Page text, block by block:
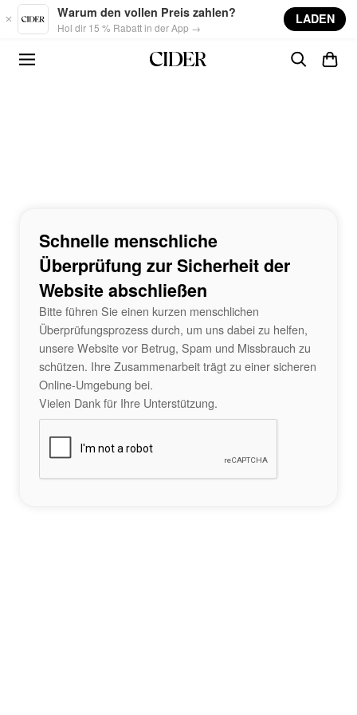
Skip to main content
Warum den vollen Preis zahlen?
Hol dir 15 % Rabatt in der App →
LADEN
Schnelle menschliche
Überprüfung zur Sicherheit der
Website abschließen
Bitte führen Sie einen kurzen menschlichen
Überprüfungsprozess durch, um uns dabei zu helfen,
unsere Website vor Betrug, Spam und Missbrauch zu
schützen. Ihre Zusammenarbeit trägt zu einer sicheren
Online-Umgebung bei.
Vielen Dank für Ihre Unterstützung.